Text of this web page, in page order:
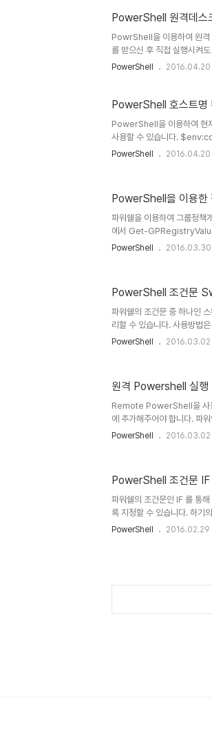
gpupdate 명령이 정상 동작
오픈 작업이 필요합니다. '원
PowerShell 원격데스
PowrShell을 이용하여 원격
를 받으신 후 직접 실행시켜
53389로 지정되어 있으며 변
PowerShell 2016.04.20
PowerShell 호스트명
PowerShell을 이용하여 현
사용할 수 있습니다.
PowerShell 2016.04.20
PowerShell을 이용한
파워쉘을 이용하여 그룹정
에서 Get-
리 기반 정책에 대한 정책 내
[제어판 정책] 1. '제어판 사용
Registry 파일을 확인하기
PowerShell 2016.03.30
PowerShell 조건문
파워쉘의 조건문 중 하나인
리할 수 있습니다. 사용방법
'5' 라는 값을 대입 switch
Write "3입니다." } 4 { write
PowerShell 2016.03.02
원격 Powershell 실행
Remote PowerShell을 사
에 추가해주어야 합니다. 파
면 되겠습니다. 1. 대상서버
특정 컴퓨터를 지정할 수 있
니다. 만약 여러대의 컴퓨터
PowerShell 2016.03.02
PowerShell 조건문 IF
파워쉘의 조건문인 IF 를 통
록 지정할 수 있습니다. 하기
업해야겠습니다. 먼저 아래
PowerShell 2016.02.29